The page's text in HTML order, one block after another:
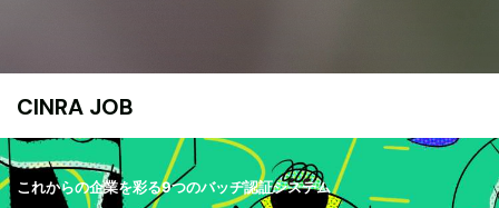
CINRA JOB
これからの企業を彩る9つのバッヂ認証システム